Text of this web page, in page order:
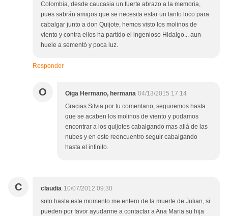
Colombia, desde caucasia un fuerte abrazo a la memoria,
pues sabrán amigos que se necesita estar un tanto loco para
cabalgar junto a don Quijote, hemos visto los molinos de
viento y contra ellos ha partido el ingenioso Hidalgo... aun
huele a sementó y poca luz.
Responder
O Oiga Hermano, hermana 04/13/2015 17:14
Gracias Silvia por tu comentario, seguiremos hasta
que se acaben los molinos de viento y podamos
encontrar a los quijotes cabalgando mas allá de las
nubes y en este reencuentro seguir cabalgando
hasta el infinito.
C claudia 10/07/2012 09:30
solo hasta este momento me entero de la muerte de Julian, si
pueden por favor ayudarme a contactar a Ana Maria su hija